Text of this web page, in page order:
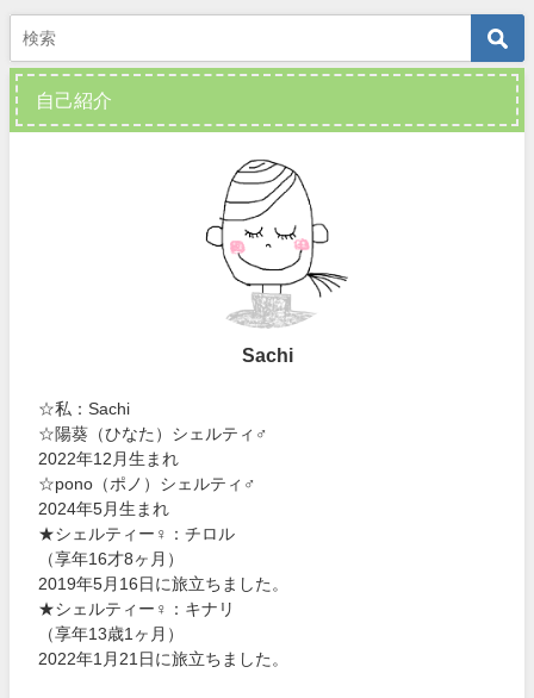
自己紹介
Sachi
☆私：Sachi
☆陽葵（ひなた）シェルティ♂
2022年12月生まれ
☆pono（ポノ）シェルティ♂
2024年5月生まれ
★シェルティー♀：チロル
（享年16才8ヶ月）
2019年5月16日に旅立ちました。
★シェルティー♀：キナリ
（享年13歳1ヶ月）
2022年1月21日に旅立ちました。